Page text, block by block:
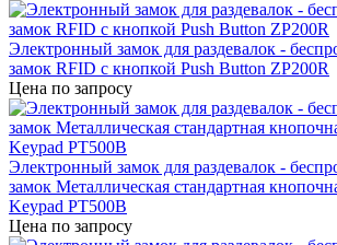
Электронный замок для раздевалок -
замок RFID с кнопкой Push Button ZP200R
Цена по запросу
Электронный замок для раздевалок -
замок Металлическая стандартная
Keypad PT500B
Цена по запросу